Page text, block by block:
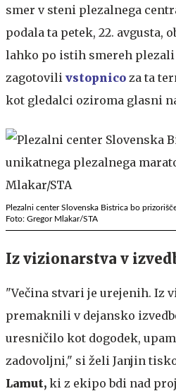
smer v steni plezalnega
podala ta petek, 22. avgusta,
lahko po istih smereh
zagotovili vstopnico za ta
kot gledalci oziroma glasni
Plezalni center Slovenska Bistrica bo
Foto: Gregor Mlakar/STA
Iz vizionarstva v
"Večina stvari je urejenih. Iz
premaknili v dejansko
uresničilo kot dogodek,
zadovoljni," si želi Janjin
Lamut, ki z ekipo bdi nad